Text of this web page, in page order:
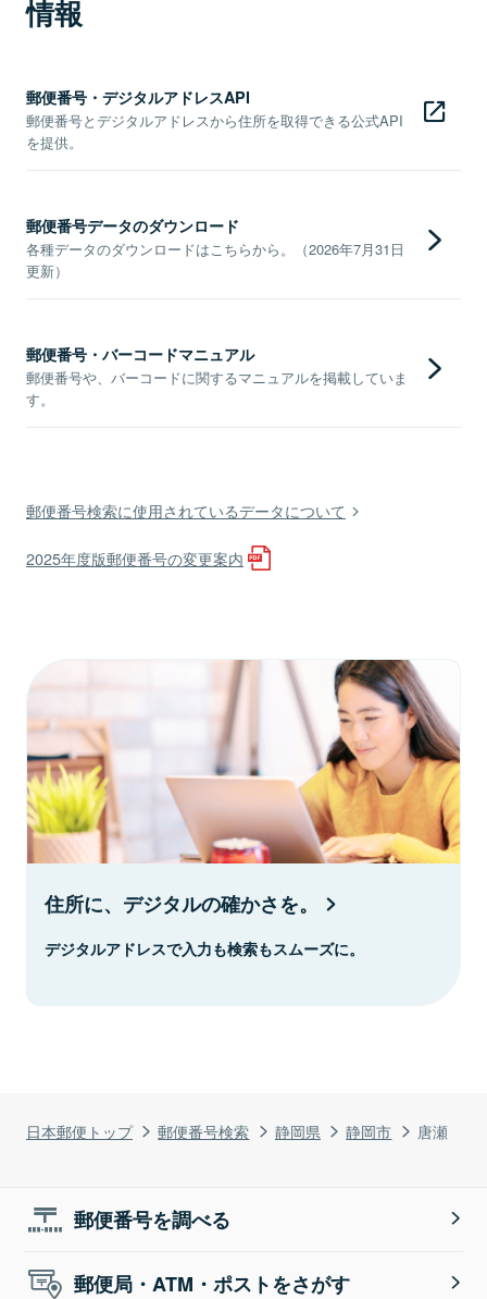
日本郵便トップ 郵便番号検索 静岡県 静岡市 唐瀬
情報
郵便番号・デジタルアドレスAPI
郵便番号とデジタルアドレスから住所を取得できる公式API
を提供。
郵便番号データのダウンロード
各種データのダウンロードはこちらから。（2026年7月31日
更新）
郵便番号・バーコードマニュアル
郵便番号や、バーコードに関するマニュアルを掲載していま
す。
郵便番号検索に使用されているデータについて
2025年度版郵便番号の変更案内
住所に、デジタルの確かさを。
デジタルアドレスで入力も検索もスムーズに。
郵便番号を調べる
郵便局・ATM・ポストをさがす